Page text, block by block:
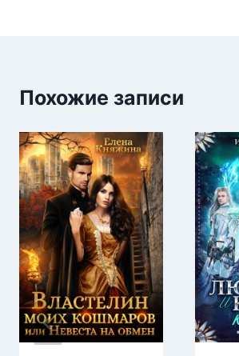
Похожие записи